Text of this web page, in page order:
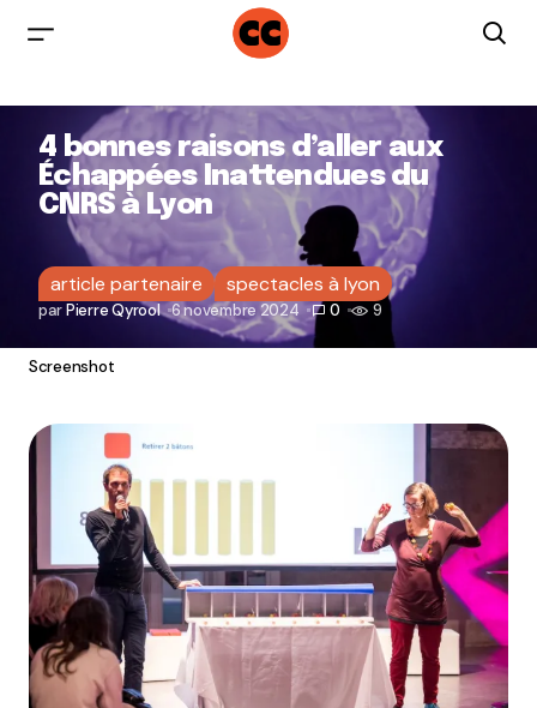
4 bonnes raisons d’aller aux
Échappées Inattendues du
CNRS à Lyon
article partenaire spectacles à lyon
parPierre Qyrool 6 novembre 2024 0 9
Screenshot